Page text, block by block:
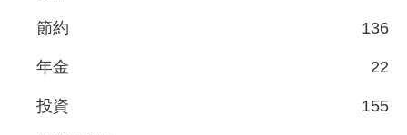
節約 136
年金 22
投資 155